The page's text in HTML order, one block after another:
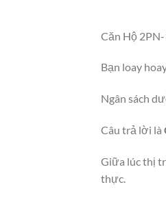
Căn Hộ
Bạn loay
Ngân sách
Câu trả lời là
Giữa lúc thị
thực.